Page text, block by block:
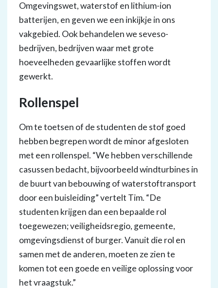
Omgevingswet, waterstof en lithium-ion
batterijen, en geven we een inkijkje in ons
vakgebied. Ook behandelen we seveso-
bedrijven, bedrijven waar met grote
hoeveelheden gevaarlijke stoffen wordt
gewerkt.
Rollenspel
Om te toetsen of de studenten de stof goed
hebben begrepen wordt de minor afgesloten
met een rollenspel. “We hebben verschillende
casussen bedacht, bijvoorbeeld windturbines in
de buurt van bebouwing of waterstoftransport
door een buisleiding” vertelt Tim. “De
studenten krijgen dan een bepaalde rol
toegewezen; veiligheidsregio, gemeente,
omgevingsdienst of burger. Vanuit die rol en
samen met de anderen, moeten ze zien te
komen tot een goede en veilige oplossing voor
het vraagstuk.”